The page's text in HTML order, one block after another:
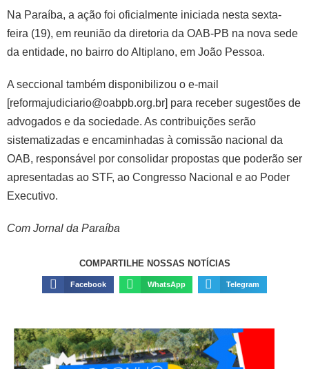
Na Paraíba, a ação foi oficialmente iniciada nesta sexta-
feira (19), em reunião da diretoria da OAB-PB na nova sede
da entidade, no bairro do Altiplano, em João Pessoa.
A seccional também disponibilizou o e-mail
[reformajudiciario@oabpb.org.br] para receber sugestões de
advogados e da sociedade. As contribuições serão
sistematizadas e encaminhadas à comissão nacional da
OAB, responsável por consolidar propostas que poderão ser
apresentadas ao STF, ao Congresso Nacional e ao Poder
Executivo.
Com Jornal da Paraíba
COMPARTILHE NOSSAS NOTÍCIAS
Facebook WhatsApp Telegram